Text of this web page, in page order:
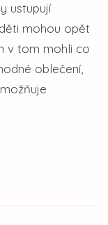
ustupují
mohou opět
v tom mohli co
oblečení,